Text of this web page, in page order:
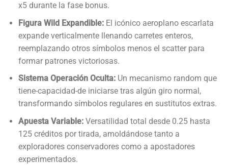
x5 durante la fase bonus.
Figura Wild Expandible:El icónico aeroplano escarlata
expande verticalmente llenando carretes enteros,
reemplazando otros símbolos menos el scatter para
formar patrones victoriosas.
Sistema Operación Oculta:Un mecanismo random que
tiene-capacidad-de iniciarse tras algún giro normal,
transformando símbolos regulares en sustitutos extras.
Apuesta Variable:Versatilidad total desde 0.25 hasta
125 créditos por tirada, amoldándose tanto a
exploradores conservadores como a apostadores
experimentados.